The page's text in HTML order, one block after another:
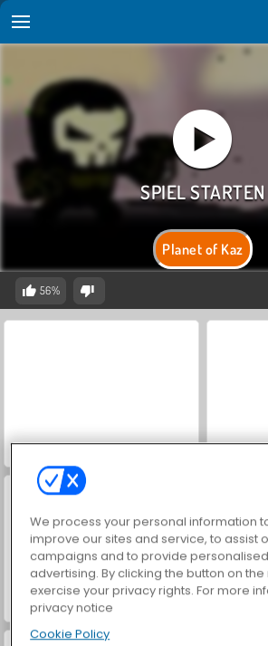
Planet of Kaz
56%
Hidden Object: Street of Secrets
We process your personal information
improve our sites and service, to assist
campaigns and to provide
advertising. By clicking the button on the
exercise your privacy rights. For more
privacy notice
Cookie Policy